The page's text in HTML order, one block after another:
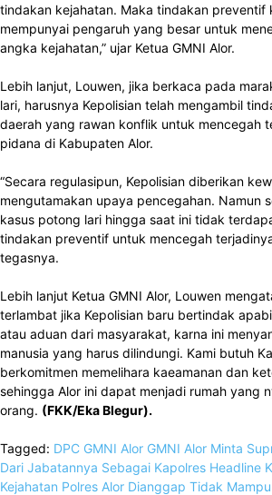
tindakan kejahatan. Maka tindakan preventif
mempunyai pengaruh yang besar untuk
angka kejahatan,” ujar Ketua GMNI Alor.
Lebih lanjut, Louwen, jika berkaca pada
lari, harusnya Kepolisian telah mengambil
daerah yang rawan konflik untuk mencegah
pidana di Kabupaten Alor.
“Secara regulasipun, Kepolisian diberikan
mengutamakan upaya pencegahan. Namun
kasus potong lari hingga saat ini tidak
tindakan preventif untuk mencegah
tegasnya.
Lebih lanjut Ketua GMNI Alor, Louwen
terlambat jika Kepolisian baru bertindak
atau aduan dari masyarakat, karna ini
manusia yang harus dilindungi. Kami butuh
berkomitmen memelihara kaeamanan dan
sehingga Alor ini dapat menjadi rumah yang
orang. (FKK/Eka Blegur).
Tagged: DPC GMNI Alor GMNI Alor Minta
Dari Jabatannya Sebagai Kapolres Headline
Kejahatan Polres Alor Dianggap Tidak